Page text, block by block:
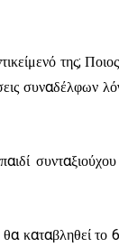
της;
συναδέλφων
καταβληθεί το